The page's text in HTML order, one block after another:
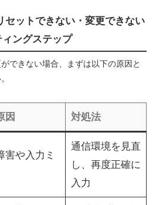
セットできない・変更できない
ングステップ
できない場合、まずは以下の原因と
因 対処法
害や入力ミ
通信環境を見直
し、再度正確に
入力